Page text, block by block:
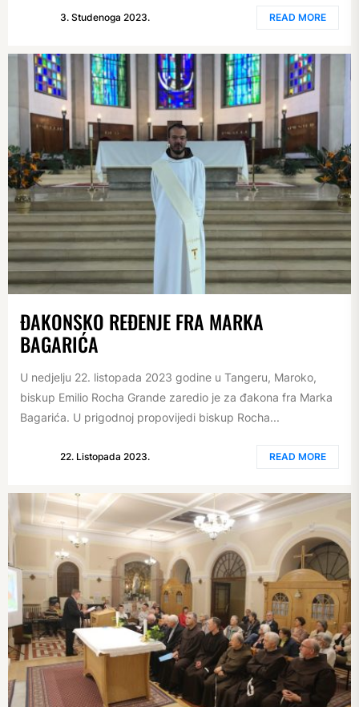
3. Studenoga 2023. READ MORE
ĐAKONSKO REĐENJE FRA MARKA
BAGARIĆA
U nedjelju 22. listopada 2023 godine u Tangeru, Maroko,
biskup Emilio Rocha Grande zaredio je za đakona fra Marka
Bagarića. U prigodnoj propovijedi biskup Rocha...
22. Listopada 2023. READ MORE